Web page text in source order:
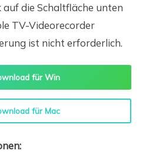
auf die Schaltfläche unten
TV-Videorecorder
ist nicht erforderlich.
für Win
für Mac